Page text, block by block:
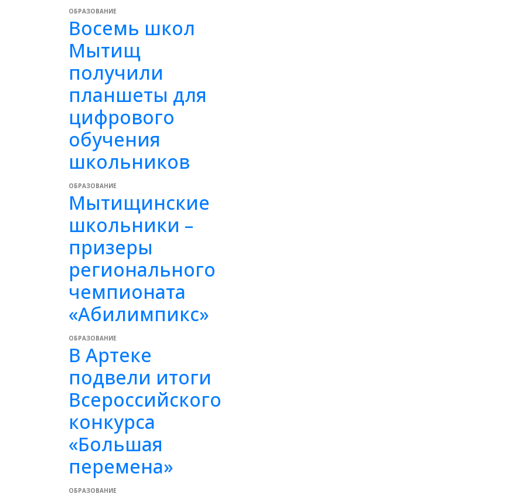
ОБРАЗОВАНИЕ
Восемь школ
Мытищ
получили
планшеты для
цифрового
обучения
школьников
ОБРАЗОВАНИЕ
Мытищинские
школьники –
призеры
регионального
чемпионата
«Абилимпикс»
ОБРАЗОВАНИЕ
В Артеке
подвели итоги
Всероссийского
конкурса
«Большая
перемена»
ОБРАЗОВАНИЕ